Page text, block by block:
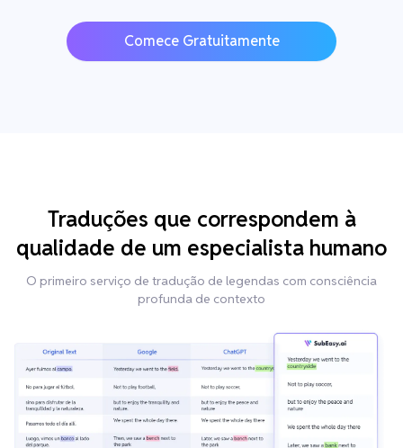
Comece Gratuitamente
Traduções que correspondem à
qualidade de um especialista humano
O primeiro serviço de tradução de legendas com consciência
profunda de contexto